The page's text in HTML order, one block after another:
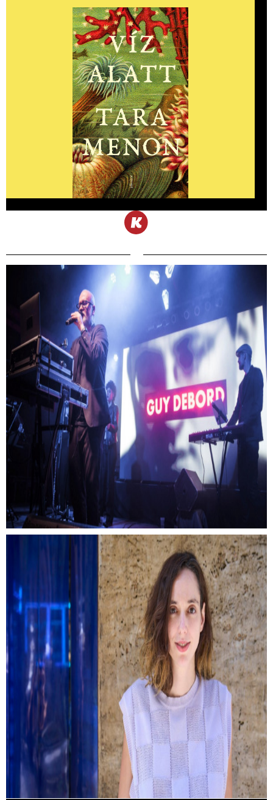
Prieger Zsolt: József Attila életműve egy
anarchisztikus csoda
Prieger Zsolt a Nyári Margóról, József Attiláról és a DJ
Palotairól készülő kötetről mesélt.
Kemény Zsófi: Most már mindent
megbántam
Hogyan lehet tudatosan sodródni? És milyen kérdések
peregnek le az ember fejében egy autóbaleset után?
Interjú Kemény Zsófival.